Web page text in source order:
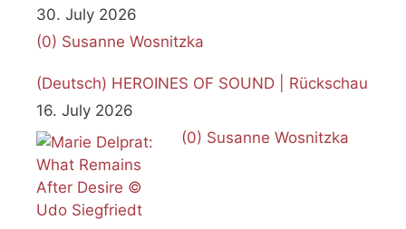
30. July 2026
(0) Susanne Wosnitzka
(Deutsch) HEROINES OF SOUND | Rückschau
16. July 2026
(0) Susanne Wosnitzka